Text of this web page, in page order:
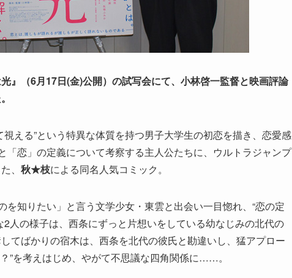
光』（6月17日(金)公開）の試写会にて、小林啓一監督と映画評論
える”という特異な体質を持つ男子大学生の初恋を描き、恋愛感
「恋」の定義について考察する主人公たちに、ウルトラジャンプ
、 秋★枝による同名人気コミック。
を知りたい」と言う文学少女・東雲と出会い一目惚れ、“恋の定
人の様子は、西条にずっと片想いをしている幼なじみの北代の
てばかりの宿木は、西条を北代の彼氏と勘違いし、猛アプロー
”を考えはじめ、やがて不思議な四角関係に……。